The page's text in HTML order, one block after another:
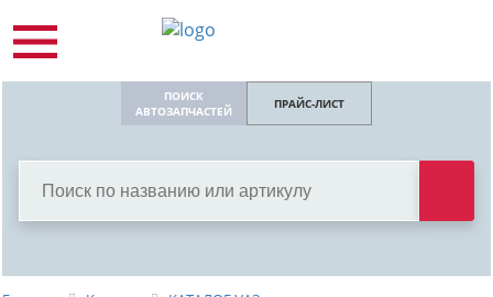
ПОИСК
АВТОЗАПЧАСТЕЙ
ПРАЙС-ЛИСТ